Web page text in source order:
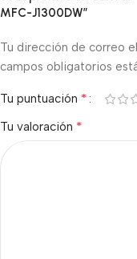
MFC-J1300DW”
Tu dirección de correo
campos obligatorios
Tu puntuación *
Tu valoración *